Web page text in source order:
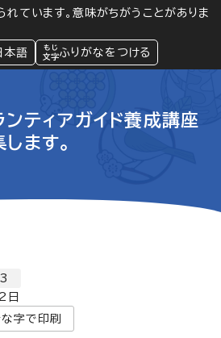
れています。意味がちがうことがありま
本語
ふりがなをつける
閲覧支援
緊急情報
ティアガイド養成講座
ます。
日
字で印刷